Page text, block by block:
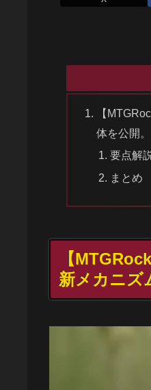
【
体を公開。
要点解
まとめ
【
新メカニズ